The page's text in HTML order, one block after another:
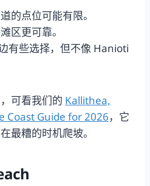
的点位可能有限。
区更可靠。
有些选择，但不像 Hanioti
可看我们的 Kallithea,
Coast Guide for 2026，它
最糟的时机爬坡。